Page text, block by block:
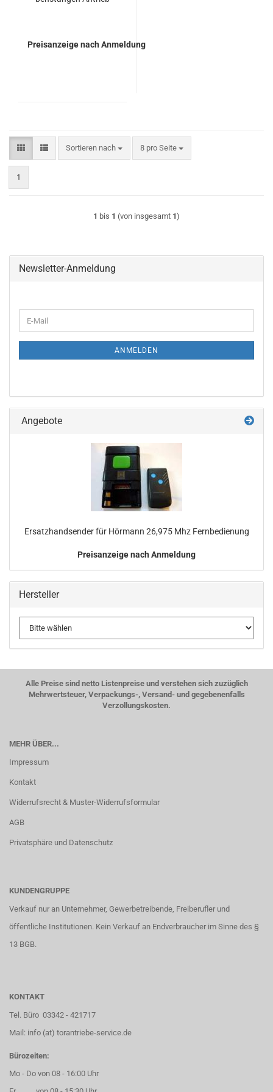
Preisanzeige nach Anmeldung
Sortieren nach
Sortieren nach 8 pro Seite
pro Seite
1
1 bis 1 (von insgesamt 1)
Newsletter-Anmeldung
ZUR
E-
Mail
ANMELDEN
Angebote
Er­satz­hand­sen­der für Hör­mann 26,975 Mhz Fern­be­die­nung
Preisanzeige nach Anmeldung
Hersteller
Alle Preise sind netto Listenpreise und verstehen sich zuzüglich
Mehrwertsteuer, Verpackungs-, Versand- und gegebenenfalls
Verzollungskosten.
MEHR ÜBER...
Impressum
Kontakt
Widerrufsrecht & Muster-Widerrufsformular
AGB
Privatsphäre und Datenschutz
KUNDENGRUPPE
Verkauf nur an Unternehmer, Gewerbetreibende, Freiberufler und
öffentliche Institutionen. Kein Verkauf an Endverbraucher im Sinne des §
13 BGB.
KONTAKT
Tel. Büro 03342 - 421717
Mail: info (at) torantriebe-service.de
Bürozeiten:
Mo - Do von 08 - 16:00 Uhr